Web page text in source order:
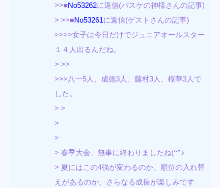
>>■No53262に返信(バスケの神様さんの記事)
> >>■No53261に返信(ゲストさんの記事)
>>>>女子は今日だけでジュニアオールスター
１４人出るんだね。
> >>
>>>八一5人、成徳3人、藤村3人、桜華3人で
した。
> >
>
>
> 春季大会、無事に終わりましたね(^^♪
> 夏にはこの4強が変わるのか、順位の入れ替
えがあるのか、さらなる成長が楽しみです